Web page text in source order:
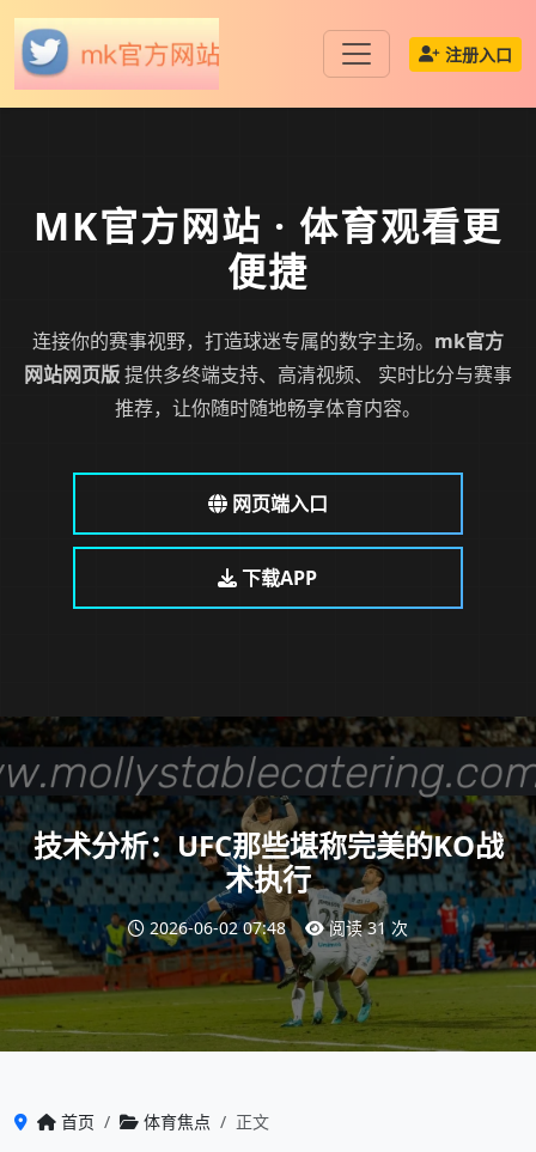
注册入口
MK官方网站 · 体育观看更
便捷
连接你的赛事视野，打造球迷专属的数字主场。 mk官方
网站网页版提供多终端支持、高清视频、 实时比分与赛事
推荐，让你随时随地畅享体育内容。
网页端入口
下载APP
技术分析：UFC那些堪称完美的KO战
术执行
2026-06-02 07:48 阅读 31 次
首页 体育焦点 正文